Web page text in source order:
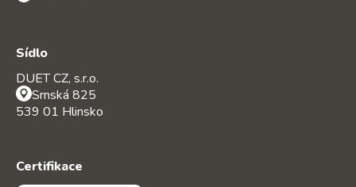
Sídlo
DUET CZ, s.r.o.
Srnská 825
539 01 Hlinsko
Certifikace